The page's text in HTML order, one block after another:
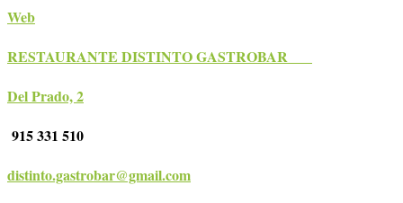
Web
RESTAURANTE DISTINTO GASTROBAR
Del Prado, 2
915 331 510
distinto.gastrobar@gmail.com